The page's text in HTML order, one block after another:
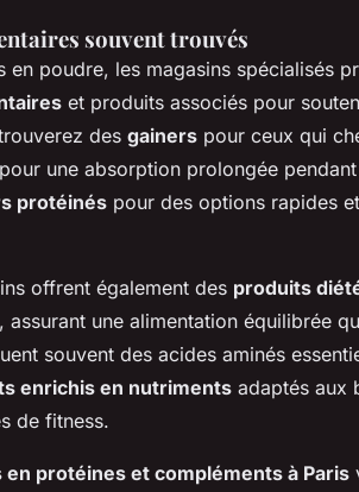
souvent trouvés
en poudre, les magasins spécialisés
et produits associés pour
des gainers pour ceux qui
une absorption prolongée
protéinés pour des options rapides
offrent également des produits
assurant une alimentation équilibrée
souvent des acides aminés
enrichis en nutriments adaptés aux
de fitness.
en protéines et compléments à Paris